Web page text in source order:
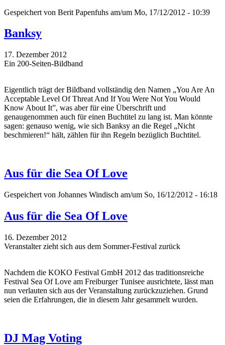
Gespeichert von Berit Papenfuhs am/um Mo, 17/12/2012 - 10:39
Banksy
17. Dezember 2012
Ein 200-Seiten-Bildband
Eigentlich trägt der Bildband vollständig den Namen „You Are An
Acceptable Level Of Threat And If You Were Not You Would
Know About It”, was aber für eine Überschrift und
genaugenommen auch für einen Buchtitel zu lang ist. Man könnte
sagen: genauso wenig, wie sich Banksy an die Regel „Nicht
beschmieren!“ hält, zählen für ihn Regeln bezüglich Buchtitel.
Aus für die Sea Of Love
Gespeichert von Johannes Windisch am/um So, 16/12/2012 - 16:18
Aus für die Sea Of Love
16. Dezember 2012
Veranstalter zieht sich aus dem Sommer-Festival zurück
Nachdem die KOKO Festival GmbH 2012 das traditionsreiche
Festival Sea Of Love am Freiburger Tunisee ausrichtete, lässt man
nun verlauten sich aus der Veranstaltung zurückzuziehen. Grund
seien die Erfahrungen, die in diesem Jahr gesammelt wurden.
DJ Mag Voting